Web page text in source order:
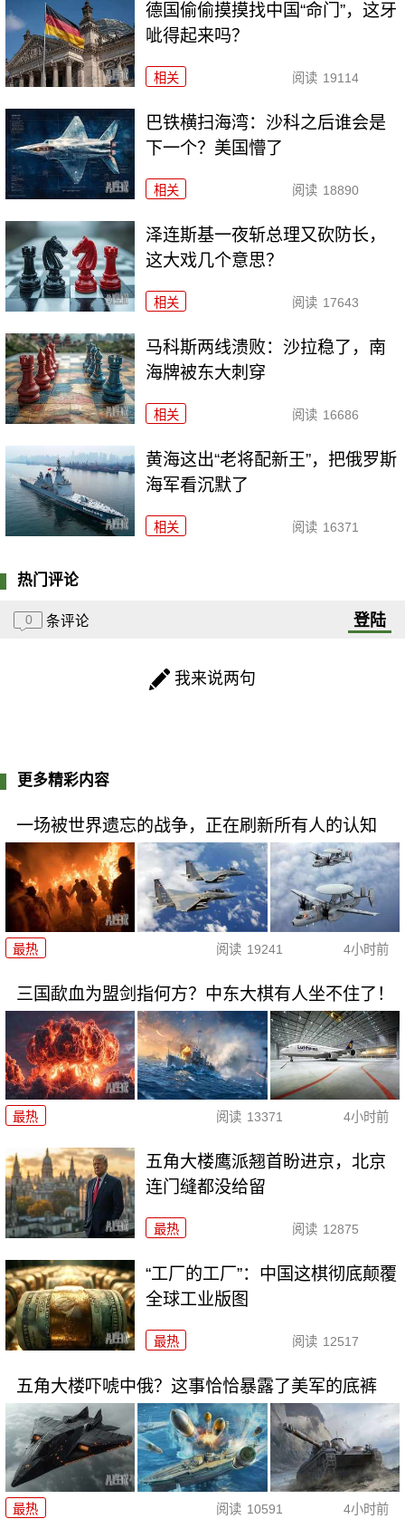
德国偷偷摸摸找中国“命门”，这牙
呲得起来吗？
相关 阅读 19114
巴铁横扫海湾：沙科之后谁会是
下一个？美国懵了
相关 阅读 18890
泽连斯基一夜斩总理又砍防长，
这大戏几个意思？
相关 阅读 17643
马科斯两线溃败：沙拉稳了，南
海牌被东大刺穿
相关 阅读 16686
黄海这出“老将配新王”，把俄罗斯
海军看沉默了
相关 阅读 16371
热门评论
0 条评论 登陆
我来说两句
更多精彩内容
一场被世界遗忘的战争，正在刷新所有人的认知
最热 阅读 19241 4小时前
三国歃血为盟剑指何方？中东大棋有人坐不住了！
最热 阅读 13371 4小时前
五角大楼鹰派翘首盼进京，北京
连门缝都没给留
最热 阅读 12875
“工厂的工厂”：中国这棋彻底颠覆
全球工业版图
最热 阅读 12517
五角大楼吓唬中俄？这事恰恰暴露了美军的底裤
最热 阅读 10591 4小时前